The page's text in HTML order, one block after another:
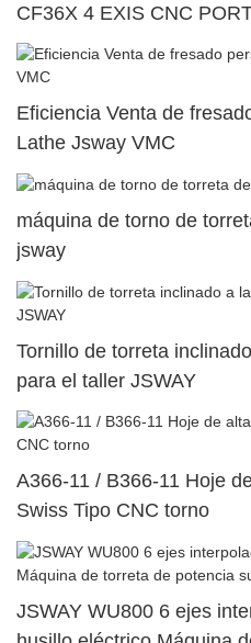
CF36X 4 EXIS CNC
Eficiencia Venta de
Lathe Jsway VMC
máquina de torno de
jsway
Tornillo de torreta
para el taller JSWAY
A366-11 / B366-11 Hoje
Swiss Tipo CNC torno
JSWAY WU800 6 ejes